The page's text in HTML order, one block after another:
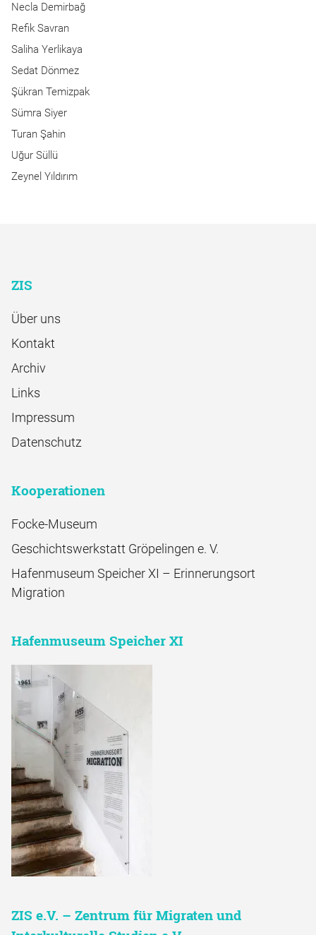
Necla Demirbağ
Refik Savran
Saliha Yerlikaya
Sedat Dönmez
Şükran Temizpak
Sümra Siyer
Turan Şahin
Uğur Süllü
Zeynel Yıldırım
ZIS
Über uns
Kontakt
Archiv
Links
Impressum
Datenschutz
Kooperationen
Focke-Museum
Geschichtswerkstatt Gröpelingen e. V.
Hafenmuseum Speicher XI – Erinnerungsort
Migration
Hafenmuseum Speicher XI
ZIS e.V. – Zentrum für Migraten und